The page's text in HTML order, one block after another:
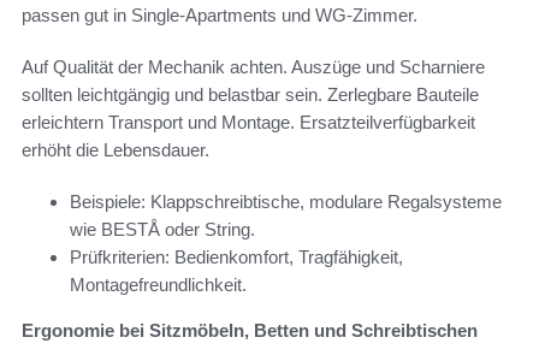
passen gut in Single-Apartments und WG-Zimmer.
Auf Qualität der Mechanik achten. Auszüge und Scharniere
sollten leichtgängig und belastbar sein. Zerlegbare Bauteile
erleichtern Transport und Montage. Ersatzteilverfügbarkeit
erhöht die Lebensdauer.
Beispiele: Klappschreibtische, modulare Regalsysteme
wie BESTÅ oder String.
Prüfkriterien: Bedienkomfort, Tragfähigkeit,
Montagefreundlichkeit.
Ergonomie bei Sitzmöbeln, Betten und Schreibtischen